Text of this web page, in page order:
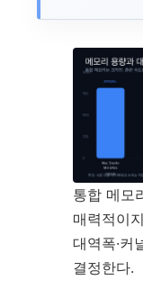
통합 메모
매력적이
대역폭·커
결정한다.